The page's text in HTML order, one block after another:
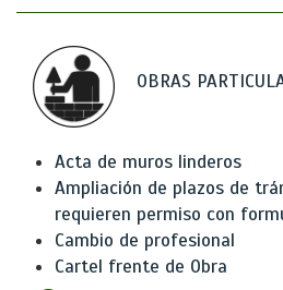
OBRAS
Acta de muros linderos
Ampliación de plazos de
requieren permiso con
Cambio de profesional
Cartel frente de Obra